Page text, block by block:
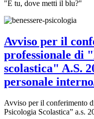
"E tu, dove metti il blu?"
Avviso per il
professionale di
scolastica" A.S.
personale
Avviso per il conferimento
Psicologia Scolastica” a.s.